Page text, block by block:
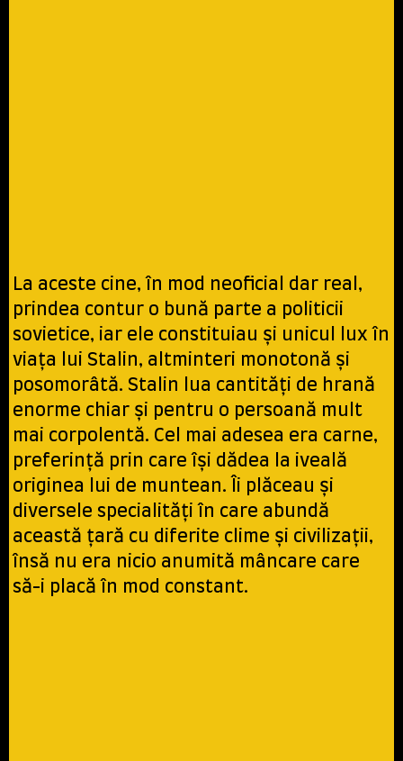
La aceste cine, în mod neoficial dar real,
prindea contur o bună parte a politicii
sovietice, iar ele constituiau şi unicul lux în
viaţa lui Stalin, altminteri monotonă şi
posomorâtă. Stalin lua cantităţi de hrană
enorme chiar şi pentru o persoană mult
mai corpolentă. Cel mai adesea era carne,
preferinţă prin care îşi dădea la iveală
originea lui de muntean. Îi plăceau şi
diversele specialităţi în care abundă
această ţară cu diferite clime şi civilizaţii,
însă nu era nicio anumită mâncare care
să-i placă în mod constant.